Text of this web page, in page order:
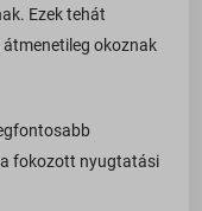
Ezek tehát
okoznak
fokozott nyugtatási
térképek, közösségi